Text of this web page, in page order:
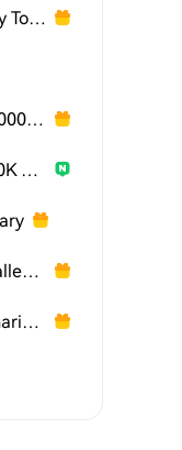
Last Chance: Guess Correctly Today and Win More
World Cup Predictions: 100,000 USDT Daily
HTX Invites You to Share 600K USDT in Gift Packs
2026 World Cup Posting Challenge on HTX Square
TradFi Trading Strategies Sharing Challenge